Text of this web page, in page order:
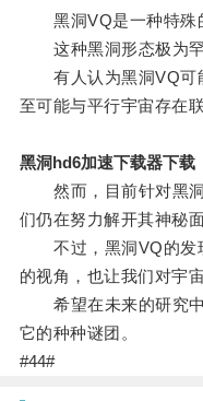
黑洞VQ是一种特殊的
这种黑洞形态极为罕
有人认为黑洞VQ可
至可能与平行宇宙存在联
黑洞hd6加速下载器下载
然而，目前针对黑洞
们仍在努力解开其神秘面
不过，黑洞VQ的发
的视角，也让我们对宇
希望在未来的研究中
它的种种谜团。
#44#